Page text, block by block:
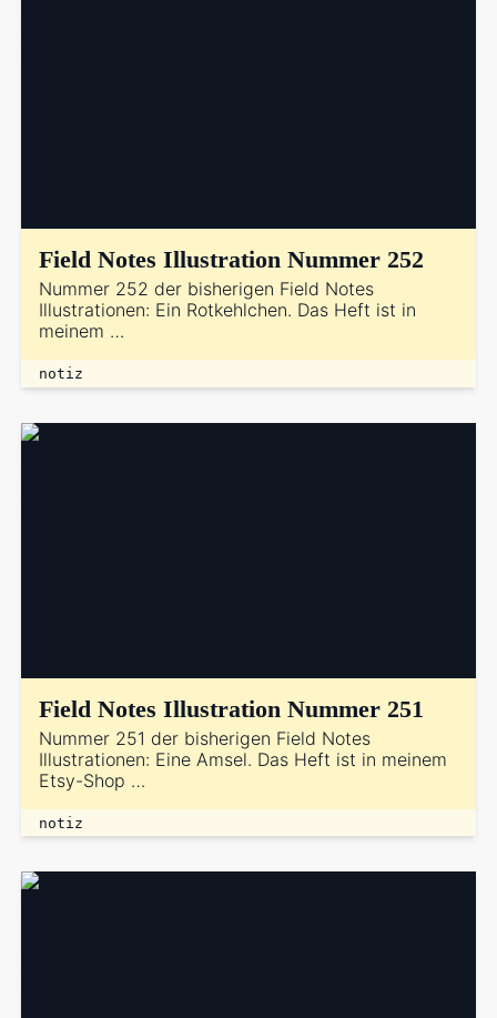
Field Notes Illustration Nummer 252
Nummer 252 der bisherigen Field Notes
Illustrationen: Ein Rotkehlchen. Das Heft ist in
meinem …
notiz
Field Notes Illustration Nummer 251
Nummer 251 der bisherigen Field Notes
Illustrationen: Eine Amsel. Das Heft ist in meinem
Etsy-Shop …
notiz